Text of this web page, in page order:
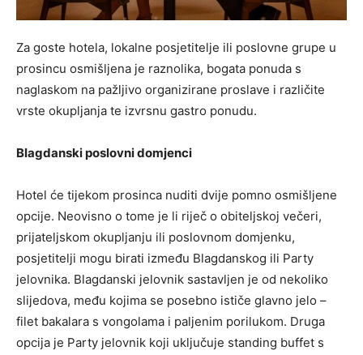
Za goste hotela, lokalne posjetitelje ili poslovne grupe u
prosincu osmišljena je raznolika, bogata ponuda s
naglaskom na pažljivo organizirane proslave i različite
vrste okupljanja te izvrsnu gastro ponudu.
Blagdanski poslovni domjenci
Hotel će tijekom prosinca nuditi dvije pomno osmišljene
opcije. Neovisno o tome je li riječ o obiteljskoj večeri,
prijateljskom okupljanju ili poslovnom domjenku,
posjetitelji mogu birati između Blagdanskog ili Party
jelovnika. Blagdanski jelovnik sastavljen je od nekoliko
slijedova, među kojima se posebno ističe glavno jelo –
filet bakalara s vongolama i paljenim porilukom. Druga
opcija je Party jelovnik koji uključuje standing buffet s